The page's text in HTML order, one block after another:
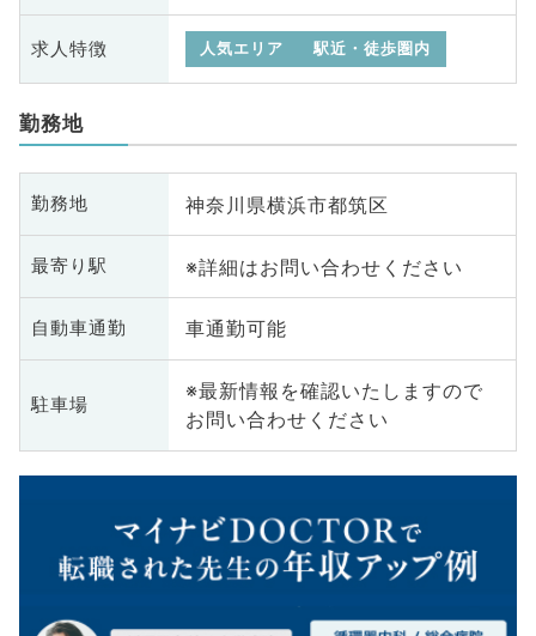
求人特徴 人気エリア 駅近・徒歩圏内
勤務地
勤務地 神奈川県横浜市都筑区
最寄り駅 ※詳細はお問い合わせください
自動車通勤 車通勤可能
駐車場
※最新情報を確認いたしますので
お問い合わせください